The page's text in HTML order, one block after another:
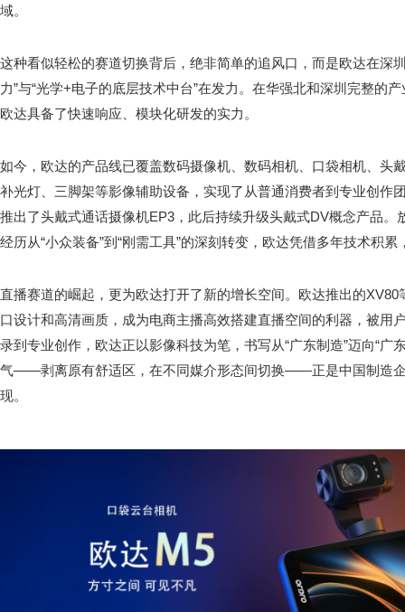
域。
这种看似轻松的赛道切换背后，绝非简单的追风口，而是欧达在深
力”与“光学+电子的底层技术中台”在发力。在华强北和深圳完整的
欧达具备了快速响应、模块化研发的实力。
如今，欧达的产品线已覆盖数码摄像机、数码相机、口袋相机、头
补光灯、三脚架等影像辅助设备，实现了从普通消费者到专业创作
推出了头戴式通话摄像机EP3，此后持续升级头戴式DV概念产品。
经历从“小众装备”到“刚需工具”的深刻转变，欧达凭借多年技术积
直播赛道的崛起，更为欧达打开了新的增长空间。欧达推出的
口设计和高清画质，成为电商主播高效搭建直播空间的利器，被用
录到专业创作，欧达正以影像科技为笔，书写从“广东制造”迈向“广
气——剥离原有舒适区，在不同媒介形态间切换——正是中国制造企
现。